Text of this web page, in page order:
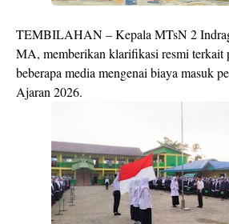
TEMBILAHAN – Kepala MTsN 2
MA, memberikan klarifikasi resmi terkait
beberapa media mengenai biaya masuk
Ajaran 2026.